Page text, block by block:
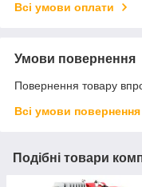
Всі умови оплати
Умови повернення
Повернення товару
Всі умови повернення
Подібні товари